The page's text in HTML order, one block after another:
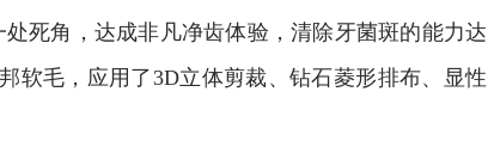
死角，达成非凡净齿体验，清除牙菌斑的能力达
软毛，应用了3D立体剪裁、钻石菱形排布、显性